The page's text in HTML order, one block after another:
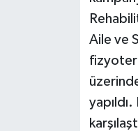
Aile ve
KÜLTÜR SANAT
Otomobil
POLİTİKA